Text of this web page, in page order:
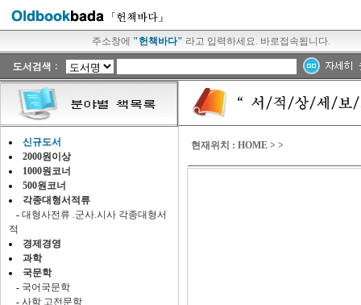
주소창에 "헌책바다" 라고 입력하세요. 바로접속됩니다.
신규도서
2000원이상
1000원코너
500원코너
각종대형서적류
- 대형사전류 .군사.시사 각종대형서
적
경제경영
과학
국문학
- 국어국문학
- 사학 고전문학
현재위치 : HOME > >